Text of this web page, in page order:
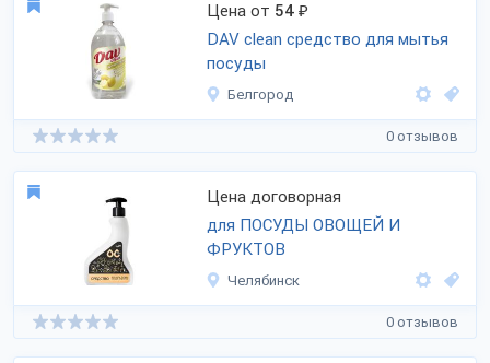
Цена от 54 ₽
DAV clean средство для мытья
посуды
Белгород
0 отзывов
Цена договорная
для ПОСУДЫ ОВОЩЕЙ И
ФРУКТОВ
Челябинск
0 отзывов